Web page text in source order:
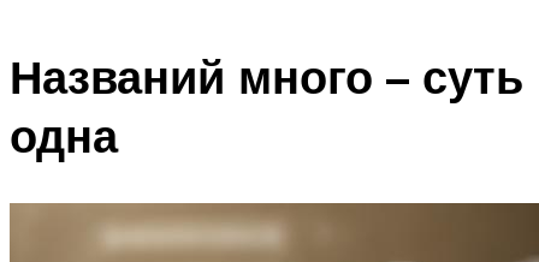
Названий много – суть
одна